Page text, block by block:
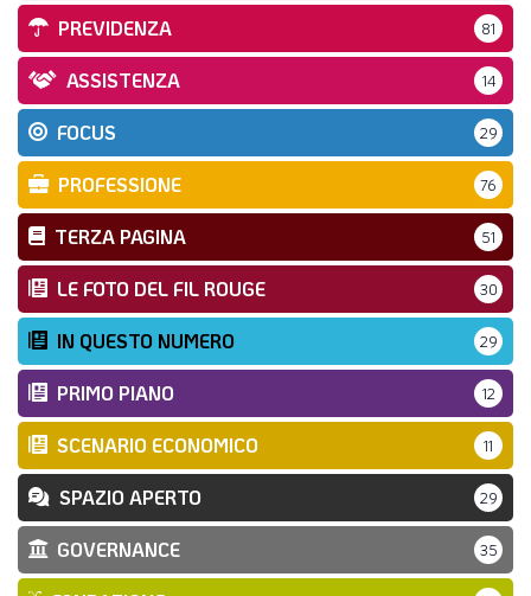
PREVIDENZA 81
ASSISTENZA 14
FOCUS 29
PROFESSIONE 76
TERZA PAGINA 51
LE FOTO DEL FIL ROUGE 30
IN QUESTO NUMERO 29
PRIMO PIANO 12
SCENARIO ECONOMICO 11
SPAZIO APERTO 29
GOVERNANCE 35